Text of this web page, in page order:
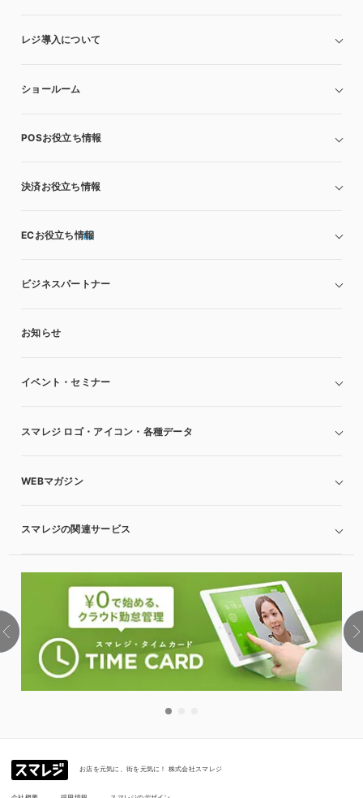
レジ導入について
ショールーム
POSお役立ち情報
決済お役立ち情報
ECお役立ち情報
ビジネスパートナー
お知らせ
イベント・セミナー
スマレジ ロゴ・アイコン・各種データ
WEBマガジン
スマレジの関連サービス
お店を元気に、街を元気に！ 株式会社スマレジ